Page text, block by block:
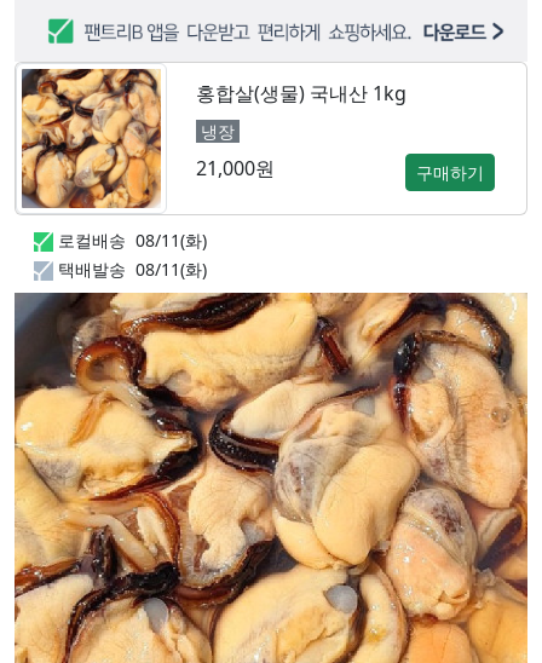
홍합살(생물) 국내산 1kg
냉장
21,000원 구매하기
로컬배송 08/11(화)
택배발송 08/11(화)